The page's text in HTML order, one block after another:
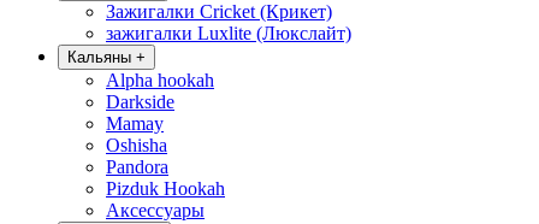
Зажигалки Cricket (Крикет)
зажигалки Luxlite (Люкслайт)
Кальяны +
Alpha hookah
Darkside
Mamay
Oshisha
Pandora
Pizduk Hookah
Аксессуары